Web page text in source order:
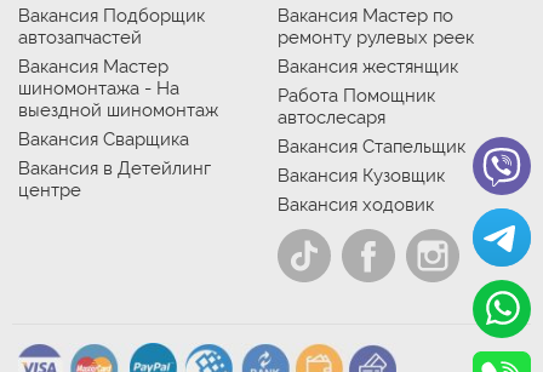
Вакансия Подборщик
автозапчастей
Вакансия Мастер
шиномонтажа - На
выездной шиномонтаж
Вакансия Сварщика
Вакансия в Детейлинг
центре
Вакансия Мастер по
ремонту рулевых реек
Вакансия жестянщик
Работа Помощник
автослесаря
Вакансия Стапельщик
Вакансия Кузовщик
Вакансия ходовик